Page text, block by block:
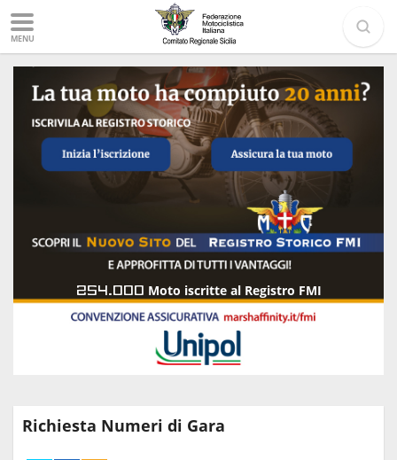
MENU
254.000 Moto iscritte al Registro FMI
Richiesta Numeri di Gara